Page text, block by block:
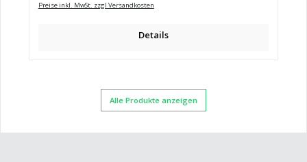
Preise inkl. MwSt. zzgl Versandkosten
Details
Alle Produkte anzeigen